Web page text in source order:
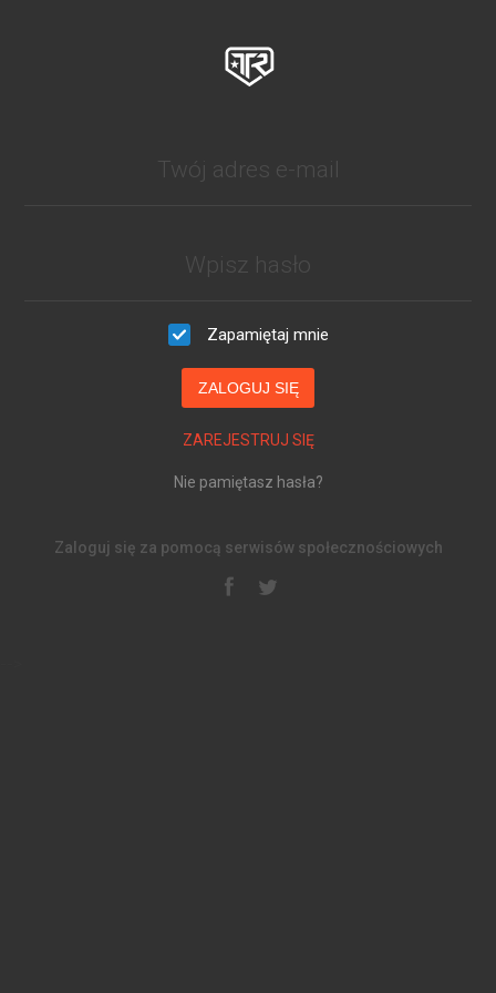
Zapamiętaj mnie
ZALOGUJ SIĘ
ZAREJESTRUJ SIĘ
Nie pamiętasz hasła?
Zaloguj się za pomocą serwisów społecznościowych